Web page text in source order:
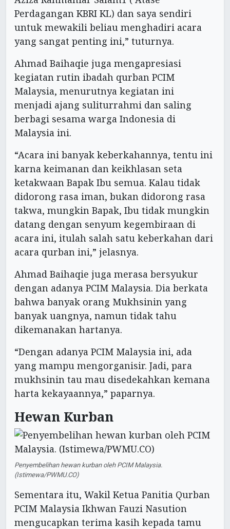
Perdagangan KBRI KL) dan saya sendiri
untuk mewakili beliau menghadiri acara
yang sangat penting ini,” tuturnya.
Ahmad Baihaqie juga mengapresiasi
kegiatan rutin ibadah qurban PCIM
Malaysia, menurutnya kegiatan ini
menjadi ajang suliturrahmi dan saling
berbagi sesama warga Indonesia di
Malaysia ini.
“Acara ini banyak keberkahannya, tentu ini
karna keimanan dan keikhlasan seta
ketakwaan Bapak Ibu semua. Kalau tidak
didorong rasa iman, bukan didorong rasa
takwa, mungkin Bapak, Ibu tidak mungkin
datang dengan senyum kegembiraan di
acara ini, itulah salah satu keberkahan dari
acara qurban ini,” jelasnya.
Ahmad Baihaqie juga merasa bersyukur
dengan adanya PCIM Malaysia. Dia berkata
bahwa banyak orang Mukhsinin yang
banyak uangnya, namun tidak tahu
dikemanakan hartanya.
“Dengan adanya PCIM Malaysia ini, ada
yang mampu mengorganisir. Jadi, para
mukhsinin tau mau disedekahkan kemana
harta kekayaannya,” paparnya.
Hewan Kurban
Penyembelihan hewan kurban oleh PCIM Malaysia.
(Istimewa/PWMU.CO)
Sementara itu, Wakil Ketua Panitia Qurban
PCIM Malaysia Ikhwan Fauzi Nasution
mengucapkan terima kasih kepada tamu